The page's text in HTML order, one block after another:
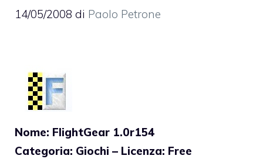
14/05/2008 di Paolo Petrone
Nome: FlightGear 1.0r154
Categoria: Giochi – Licenza: Free